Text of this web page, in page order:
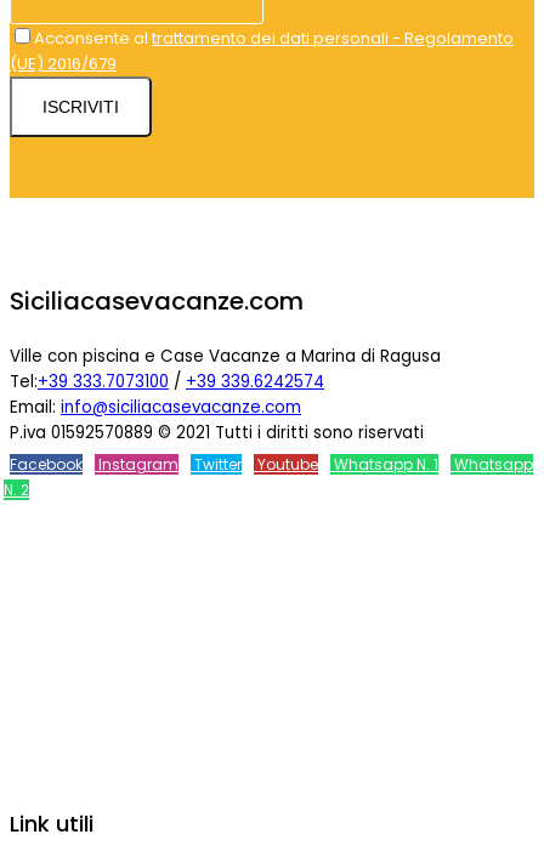
Acconsente al trattamento dei dati personali - Regolamento
(UE) 2016/679
ISCRIVITI
Siciliacasevacanze.com
Ville con piscina e Case Vacanze a Marina di Ragusa
Tel:+39 333.7073100 / +39 339.6242574
Email: info@siciliacasevacanze.com
P.iva 01592570889 © 2021 Tutti i diritti sono riservati
Facebook Instagram Twitter Youtube Whatsapp N. 1
Whatsapp
N. 2
Link utili